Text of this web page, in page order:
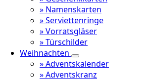
» Namenskarten
» Serviettenringe
» Vorratsgläser
» Türschilder
Weihnachten
» Adventskalender
» Adventskranz